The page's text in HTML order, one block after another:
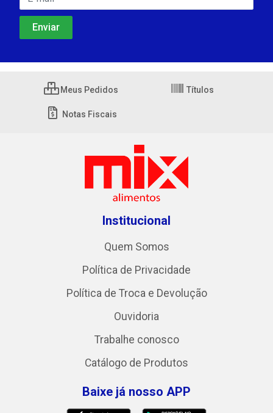
Meus Pedidos Títulos
Notas Fiscais
Institucional
Quem Somos
Política de Privacidade
Política de Troca e Devolução
Ouvidoria
Trabalhe conosco
Catálogo de Produtos
Baixe já nosso APP